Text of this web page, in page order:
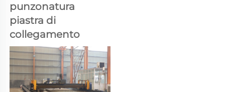
punzonatura
piastra di
collegamento